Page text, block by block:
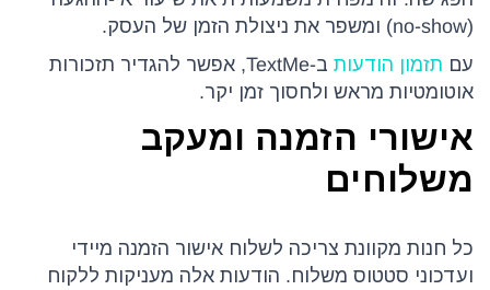
(no-show) ומשפר את ניצולת הזמן של העסק.
עם תזמון הודעות
ב-TextMe, אפשר להגדיר תזכורות
אוטומטיות מראש ולחסוך זמן יקר.
אישורי הזמנה ומעקב
משלוחים
כל חנות מקוונת צריכה לשלוח אישור הזמנה מיידי
ועדכוני סטטוס משלוח. הודעות אלה מעניקות ללקוח